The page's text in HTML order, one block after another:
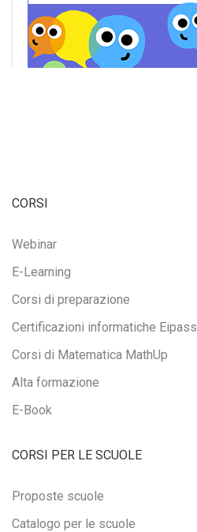
CORSI
Webinar
E-Learning
Corsi di preparazione
Certificazioni informatiche Eipass
Corsi di Matematica MathUp
Alta formazione
E-Book
CORSI PER LE SCUOLE
Proposte scuole
Catalogo per le scuole